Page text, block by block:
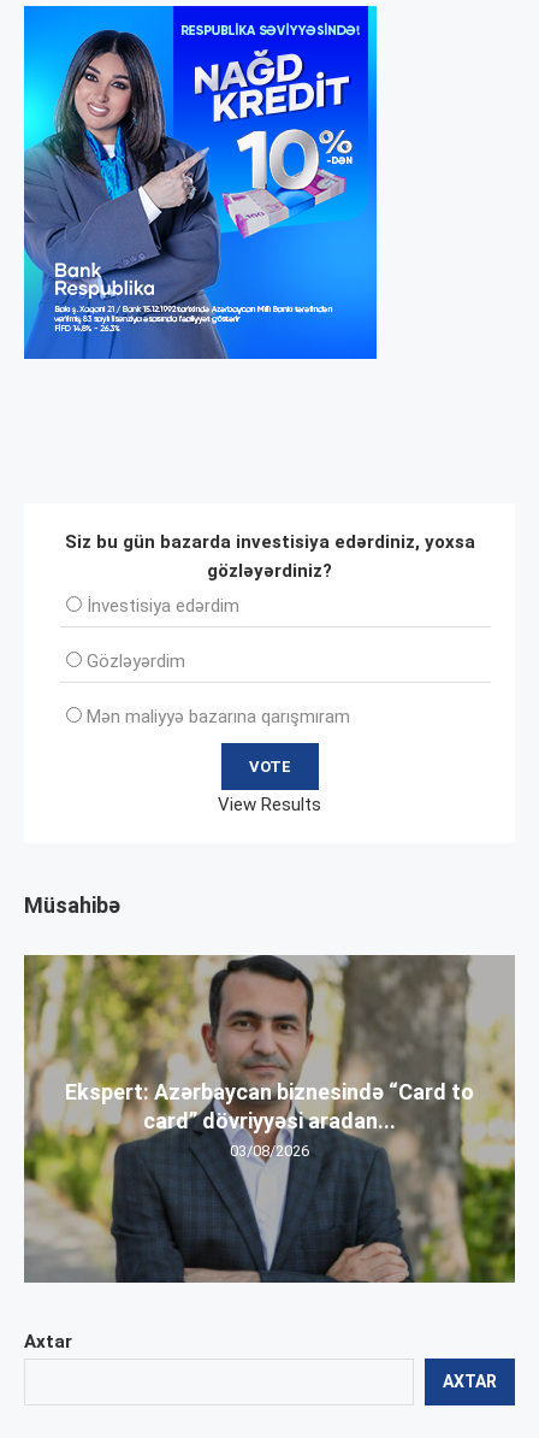
Axtar
AXTAR
Siz bu gün bazarda investisiya edərdiniz, yoxsa
gözləyərdiniz?
İnvеstisiya edərdim
Gözləyərdim
Mən maliyyə bazarına qarışmıram
View Results
Müsahibə
Ekspert: Azərbaycan biznesində “Card to
card” dövriyyəsi aradan...
03/08/2026